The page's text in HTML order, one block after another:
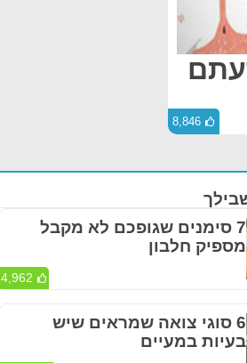
8,846
7 סימנים שגופכם לא מקבל
מספיק חלבון
4,962
6 סוגי צואה שמראים שיש
בעיות במעיים